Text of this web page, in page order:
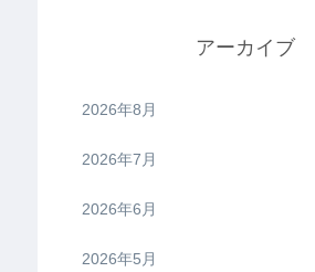
アーカイブ
2026年8月
2026年7月
2026年6月
2026年5月